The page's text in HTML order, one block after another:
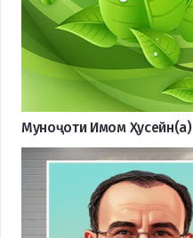
Муноҷоти Имом Ҳусейн(а)